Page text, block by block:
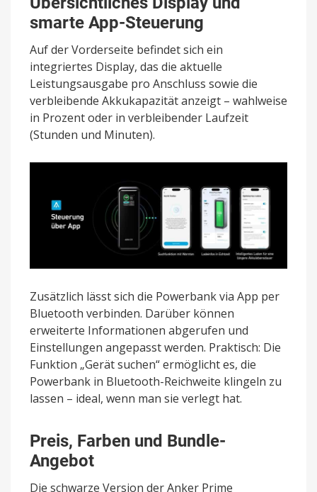
smarte App-Steuerung
Auf der Vorderseite befindet sich ein
integriertes Display, das die aktuelle
Leistungsausgabe pro Anschluss sowie die
verbleibende Akkukapazität anzeigt – wahlweise
in Prozent oder in verbleibender Laufzeit
(Stunden und Minuten).
Zusätzlich lässt sich die Powerbank via App per
Bluetooth verbinden. Darüber können
erweiterte Informationen abgerufen und
Einstellungen angepasst werden. Praktisch: Die
Funktion „Gerät suchen“ ermöglicht es, die
Powerbank in Bluetooth-Reichweite klingeln zu
lassen – ideal, wenn man sie verlegt hat.
Preis, Farben und Bundle-
Angebot
Die schwarze Version der Anker Prime